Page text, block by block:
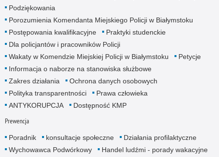
Podziękowania
Porozumienia Komendanta Miejskiego Policji w Białymstoku
Postępowania kwalifikacyjne
Praktyki studenckie
Dla policjantów i pracowników Policji
Wakaty w Komendzie Miejskiej Policji w Białymstoku
Petycje
Informacja o naborze na stanowiska służbowe
Zakres działania
Ochrona danych osobowych
Polityka transparentności
Prawa człowieka
ANTYKORUPCJA
Dostępność KMP
Prewencja
Poradnik konsultacje społeczne
Działania profilaktyczne
Wychowawca Podwórkowy
Handel ludźmi - porady wakacyjne